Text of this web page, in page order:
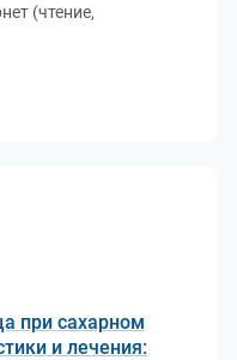
(чтение,
при сахарном
и лечения: